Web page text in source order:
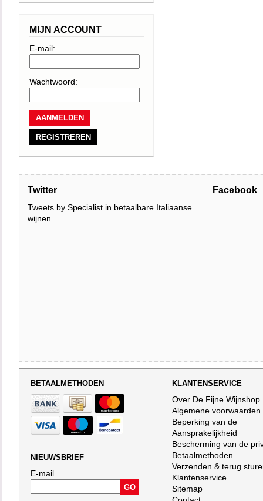
MIJN ACCOUNT
E-mail:
Wachtwoord:
REGISTREREN
Twitter
Tweets by Specialist in betaalbare Italiaanse
wijnen
Facebook
BETAALMETHODEN
NIEUWSBRIEF
E-mail
KLANTENSERVICE
Over De Fijne Wijnshop
Algemene voorwaarden
Beperking van de
Aansprakelijkheid
Bescherming van de
Betaalmethoden
Verzenden & terug
Klantenservice
Sitemap